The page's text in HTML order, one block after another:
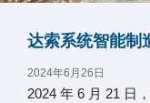
达索系统智能制
2024年6月26日
2024 年 6 月 21 日